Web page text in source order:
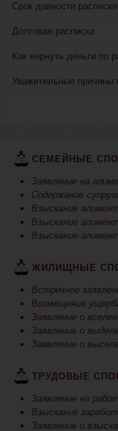
Срок давности расписки
Долговая расписка
Как вернуть деньги по
Уважительные причины
СЕМЕЙНЫЕ
Заявление на
Содержание
Взыскание
Взыскание
Взыскание
ЖИЛИЩНЫЕ
Встречное
Возмещение
Заявление о
Заявление о
Заявление о
ТРУДОВЫЕ
Заявление на
Взыскание
Заявление о